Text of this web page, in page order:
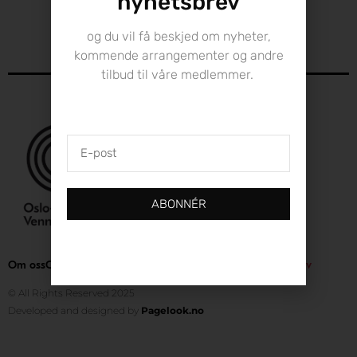
Om ossOfo.no ｜ Meld deg på nyhetsbrev
© All Rights Reserved 2025
Developed and designed by Pagelook.no
og du vil få beskjed om nyheter,
kommende arrangementer og andre
tilbud til våre medlemmer.
ABONNÉR